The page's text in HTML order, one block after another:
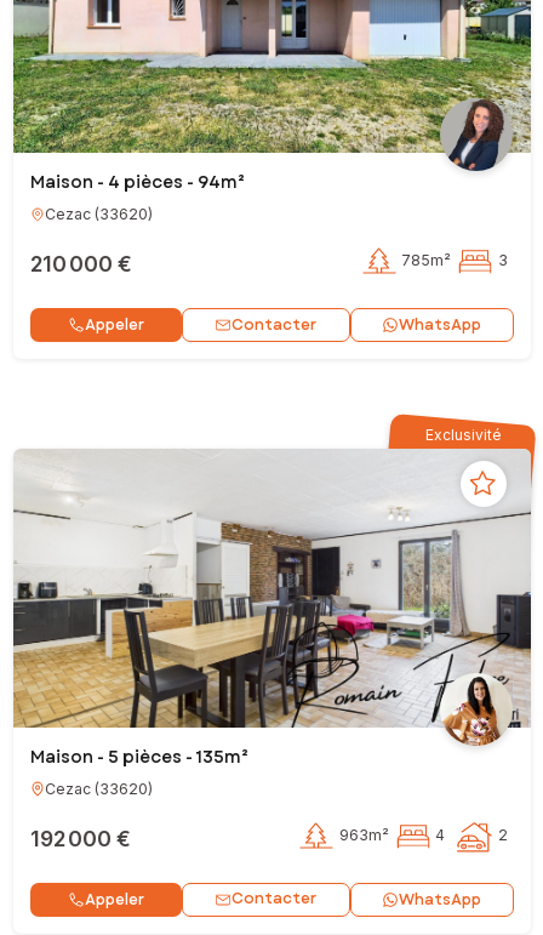
Maison - 4 pièces - 94m²
Cezac(33620)
210 000 € 785m² 3
Appeler Contacter WhatsApp
Exclusivité
Maison - 5 pièces - 135m²
Cezac(33620)
192 000 € 963m² 4 2
Appeler Contacter WhatsApp